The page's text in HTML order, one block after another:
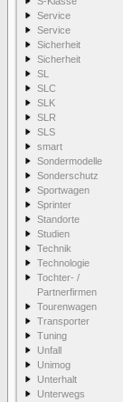
Service
Service
Sicherheit
Sicherheit
SL
SLC
SLK
SLR
SLS
smart
Sondermodelle
Sonderschutz
Sportwagen
Sprinter
Standorte
Studien
Technik
Technologie
Tochter- /
Partnerfirmen
Tourenwagen
Transporter
Tuning
Unfall
Unimog
Unterhalt
Unterwegs